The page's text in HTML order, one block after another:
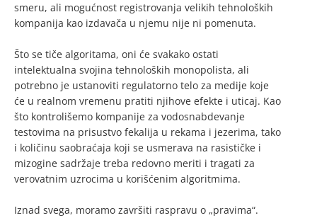
smeru, ali mogućnost registrovanja velikih tehnoloških
kompanija kao izdavača u njemu nije ni pomenuta.
Što se tiče algoritama, oni će svakako ostati
intelektualna svojina tehnoloških monopolista, ali
potrebno je ustanoviti regulatorno telo za medije koje
će u realnom vremenu pratiti njihove efekte i uticaj. Kao
što kontrolišemo kompanije za vodosnabdevanje
testovima na prisustvo fekalija u rekama i jezerima, tako
i količinu saobraćaja koji se usmerava na rasističke i
mizogine sadržaje treba redovno meriti i tragati za
verovatnim uzrocima u korišćenim algoritmima.
Iznad svega, moramo završiti raspravu o „pravima“.